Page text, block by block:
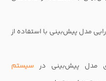
مدل پیش‌بینی با استفاده از
مدل پیش‌بینی در سیستم